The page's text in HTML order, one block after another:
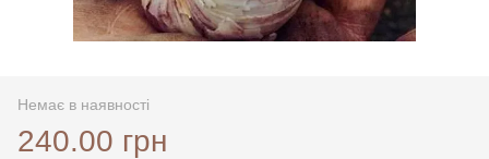
Немає в наявності
240.00 грн